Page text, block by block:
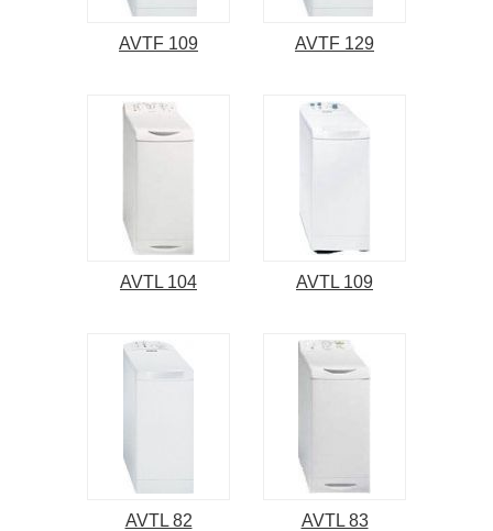
AVTF 109 AVTF 129
AVTL 104 AVTL 109
AVTL 82 AVTL 83